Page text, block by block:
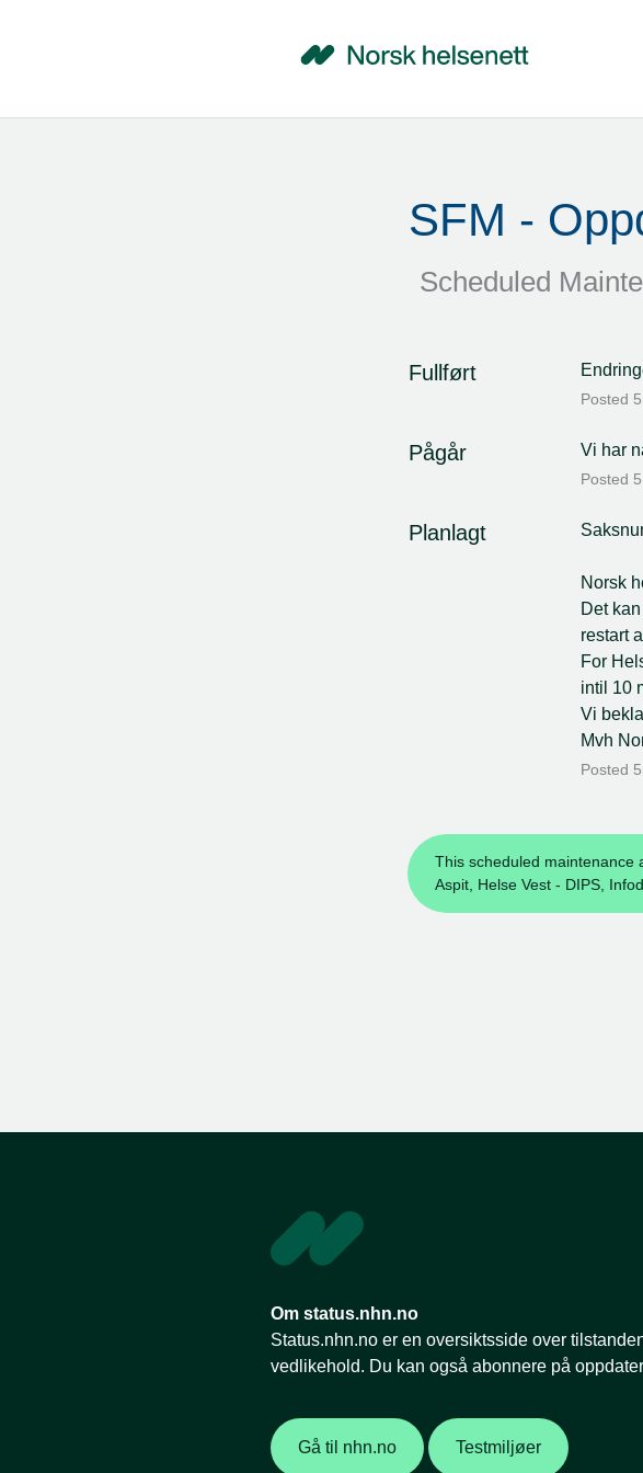
SFM -
Scheduled
Fullført
Posted 5
Pågår Vi har
Posted 5
Planlagt
Norsk
Det
restart
For
intil 10
Vi
Mvh
Posted 5
This scheduled maintenance
Aspit, Helse Vest - DIPS,
Om status.nhn.no
Status.nhn.no er en oversiktsside over
vedlikehold. Du kan også abonnere på
Gå til nhn.no Testmiljøer